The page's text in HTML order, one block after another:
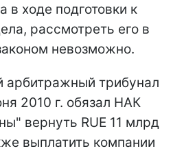
в ходе подготовки к
рассмотреть его в
невозможно.
трибунал
2010 г. обязал НАК
вернуть RUE 11 млрд
выплатить компании